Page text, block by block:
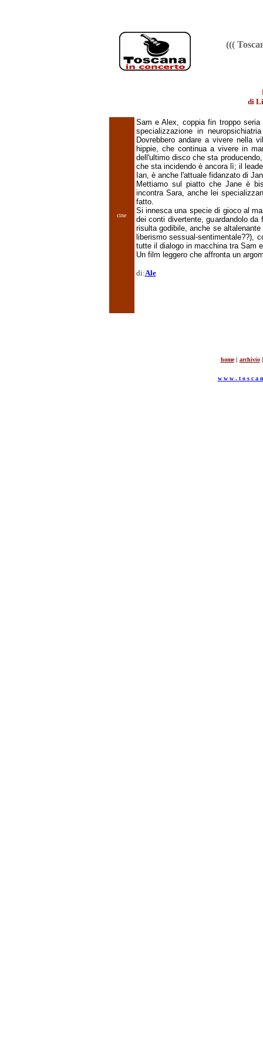
(((
di
cine
Sam e Alex, coppia fin troppo
specializzazione in
Dovrebbero andare a vivere nella
hippie, che continua a vivere in
dell'ultimo disco che sta
che sta incidendo è ancora lì; il
Ian, è anche l'attuale fidanzato di
Mettiamo sul piatto che Jane è
incontra Sara, anche lei
fatto.
Si innesca una specie di gioco al
dei conti divertente, guardandolo
risulta godibile, anche se
liberismo sessual-sentimentale??),
tutte il dialogo in macchina tra Sam
Un film leggero che affronta un
di:Ale
home | archivio |
w w w . t o s c a